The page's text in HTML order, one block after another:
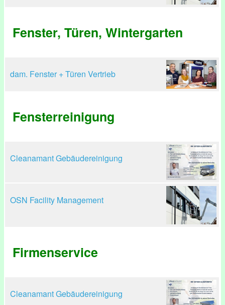
Fenster, Türen, Wintergarten
dam. Fenster + Türen Vertrieb
Fensterreinigung
Cleanamant Gebäudereinigung
OSN Facility Management
Firmenservice
Cleanamant Gebäudereinigung